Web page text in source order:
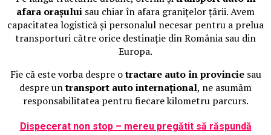
afara orașului sau chiar în afara granițelor țării. Avem
capacitatea logistică și personalul necesar pentru a prelua
transporturi către orice destinație din România sau din
Europa.
Fie că este vorba despre otractare auto în provinciesau
despre untransport auto internațional, ne asumăm
responsabilitatea pentru fiecare kilometru parcurs.
Dispecerat non stop – mereu pregătit să răspundă